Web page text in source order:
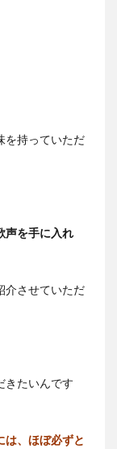
を持っていただ
声を手に入れ
介させていただ
きたいんです
は、ほぼ必ずと